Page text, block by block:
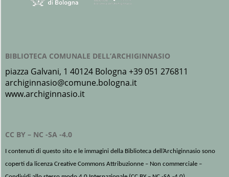
BIBLIOTECA COMUNALE DELL’ARCHIGINNASIO
piazza Galvani, 1 40124 Bologna +39 051 276811
archiginnasio@comune.bologna.it
www.archiginnasio.it
CC BY – NC -SA -4.0
I contenuti di questo sito e le immagini della Biblioteca dell’Archiginnasio sono
coperti da licenza Creative Commons Attribuzionne – Non commerciale –